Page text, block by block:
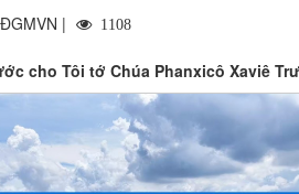
| 1108
cho Tôi tớ Chúa Phanxicô Xaviê